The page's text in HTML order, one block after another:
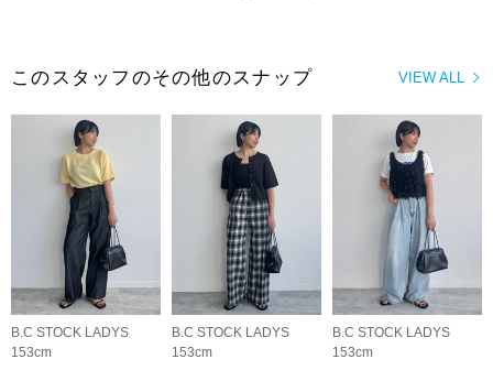
VIEW ALL
このスタッフのその他のスナップ
B.C STOCK LADYS
153cm
B.C STOCK LADYS
153cm
B.C STOCK LADYS
153cm